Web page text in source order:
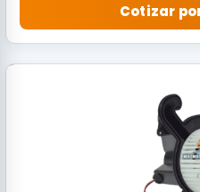
Cotizar